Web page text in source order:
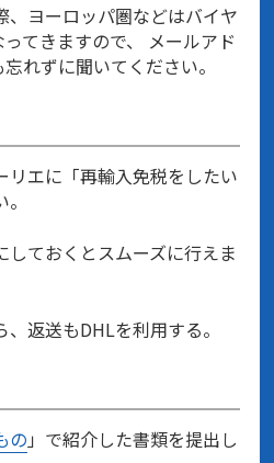
、ヨーロッパ圏などはバイヤ
てきますので、 メールアド
れずに聞いてください。
リエに「再輸入免税をしたい
ておくとスムーズに行えま
返送もDHLを利用する。
の 」で紹介した書類を提出し